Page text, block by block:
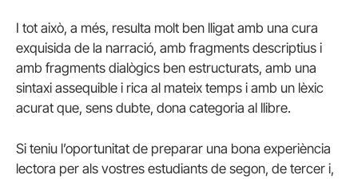
I tot això, a més, resulta molt ben lligat amb una cura
exquisida de la narració, amb fragments descriptius i
amb fragments dialògics ben estructurats, amb una
sintaxi assequible i rica al mateix temps i amb un lèxic
acurat que, sens dubte, dona categoria al llibre.
Si teniu l’oportunitat de preparar una bona experiència
lectora per als vostres estudiants de segon, de tercer i,